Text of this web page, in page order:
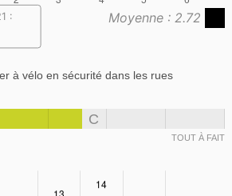
Moyenne : 2.72
:
à vélo en sécurité dans les rues
C
TOUT À FAIT